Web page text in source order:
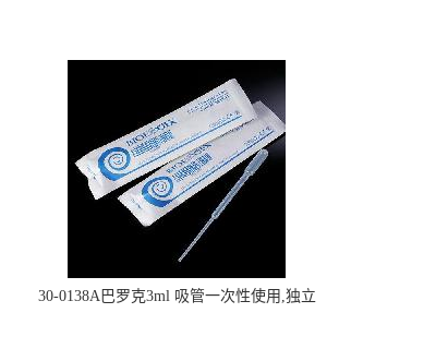
30-0138A巴罗克3ml 吸管一次性使用,独立